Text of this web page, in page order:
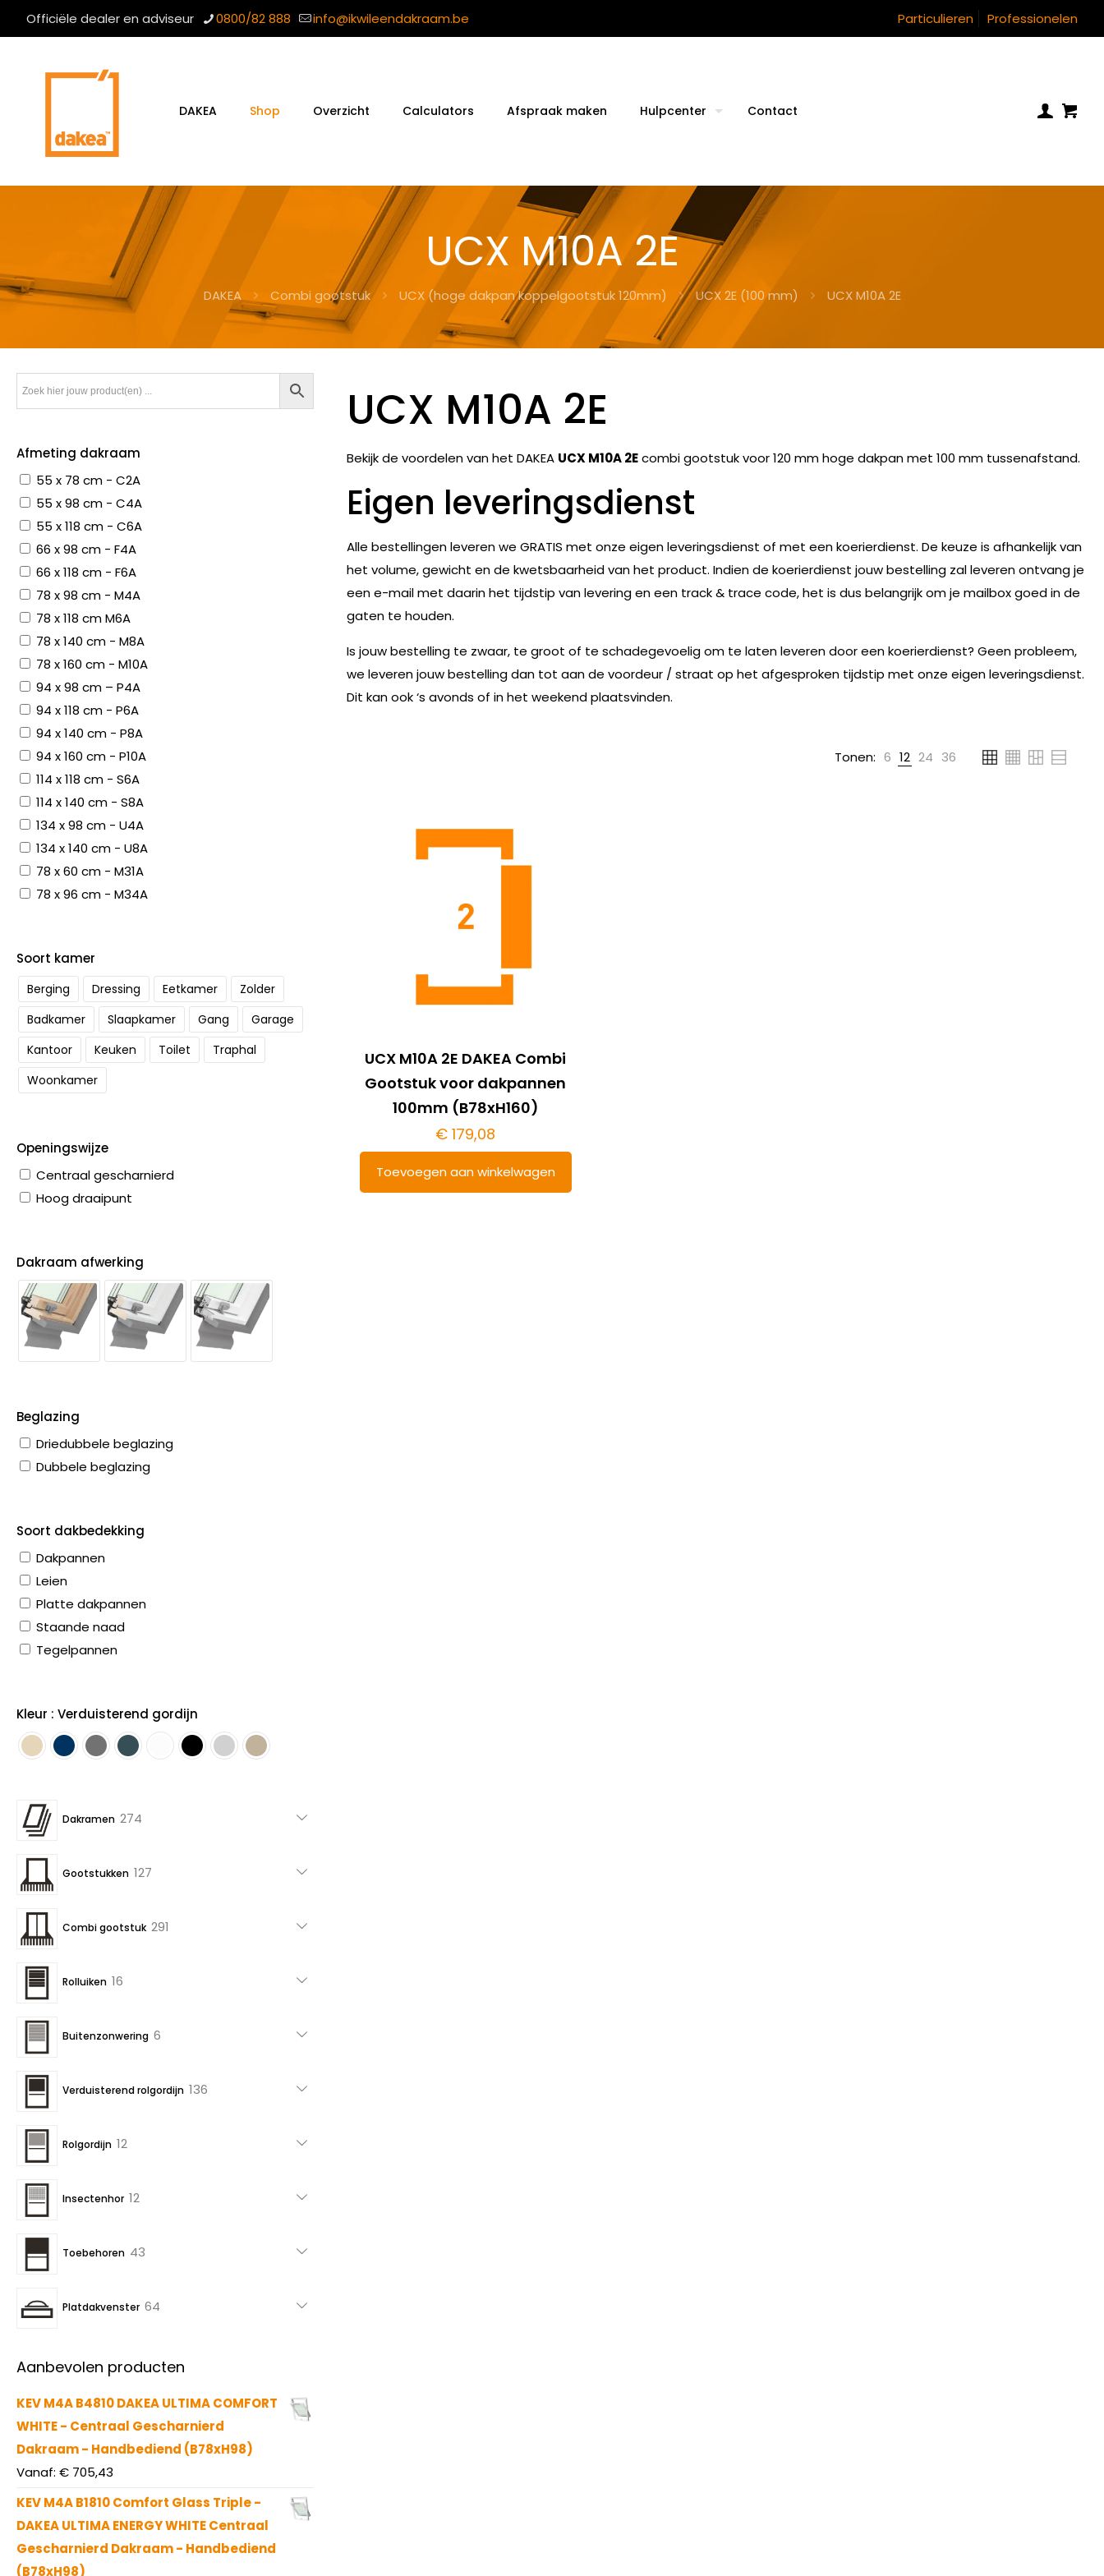
Officiële dealer en adviseur 0800/82 888 info@ikwileendakraam.be Particulieren Professionelen
DAKEA Shop Overzicht Calculators Afspraak maken Hulpcenter Contact
UCX M10A 2E
DAKEA Combi gootstuk UCX (hoge dakpan koppelgootstuk 120mm) UCX 2E (100 mm) UCX M10A 2E
UCX M10A 2E
Bekijk de voordelen van het DAKEA UCX M10A 2Ecombi gootstuk voor 120 mm hoge dakpan met 100 mm tussenafstand.
Eigen leveringsdienst
Alle bestellingen leveren we GRATIS met onze eigen leveringsdienst of met een koerierdienst. De keuze is afhankelijk van
het volume, gewicht en de kwetsbaarheid van het product. Indien de koerierdienst jouw bestelling zal leveren ontvang je
een e-mail met daarin het tijdstip van levering en een track & trace code, het is dus belangrijk om je mailbox goed in de
gaten te houden.
Is jouw bestelling te zwaar, te groot of te schadegevoelig om te laten leveren door een koerierdienst? Geen probleem,
we leveren jouw bestelling dan tot aan de voordeur / straat op het afgesproken tijdstip met onze eigen leveringsdienst.
Dit kan ook ‘s avonds of in het weekend plaatsvinden.
Tonen: 6 12 24 36
UCX M10A 2E DAKEA Combi
Gootstuk voor dakpannen
100mm (B78xH160)
€ 179,08
Toevoegen aan winkelwagen
Afmeting dakraam
55 x 78 cm - C2A
55 x 98 cm - C4A
55 x 118 cm - C6A
66 x 98 cm - F4A
66 x 118 cm - F6A
78 x 98 cm - M4A
78 x 118 cm M6A
78 x 140 cm - M8A
78 x 160 cm - M10A
94 x 98 cm – P4A
94 x 118 cm - P6A
94 x 140 cm - P8A
94 x 160 cm - P10A
114 x 118 cm - S6A
114 x 140 cm - S8A
134 x 98 cm - U4A
134 x 140 cm - U8A
78 x 60 cm - M31A
78 x 96 cm - M34A
Soort kamer
Berging Dressing Eetkamer
Zolder
Badkamer
Slaapkamer Gang
Garage
Kantoor
Keuken Toilet
Traphal
Woonkamer
Openingswijze
Centraal gescharnierd
Hoog draaipunt
Dakraam afwerking
Beglazing
Driedubbele beglazing
Dubbele beglazing
Soort dakbedekking
Dakpannen
Leien
Platte dakpannen
Staande naad
Tegelpannen
Kleur : Verduisterend gordijn
Dakramen 274
Gootstukken 127
Combi gootstuk 291
Rolluiken 16
Buitenzonwering 6
Verduisterend rolgordijn 136
Rolgordijn 12
Insectenhor 12
Toebehoren 43
Platdakvenster 64
Aanbevolen producten
KEV M4A B4810 DAKEA ULTIMA COMFORT
WHITE - Centraal Gescharnierd
Dakraam - Handbediend (B78xH98)
Vanaf: € 705,43
KEV M4A B1810 Comfort Glass Triple -
DAKEA ULTIMA ENERGY WHITE Centraal
Gescharnierd Dakraam - Handbediend
(B78xH98)